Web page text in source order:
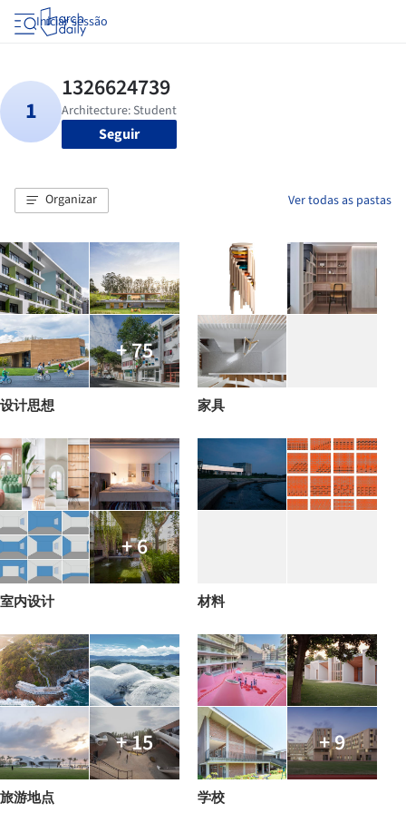
Iniciar sessão
Seguir
Organizar Ver todas as pastas
+ 75
设计思想 家具
+ 6
室内设计 材料
+ 15
旅游地点
+ 9
学校